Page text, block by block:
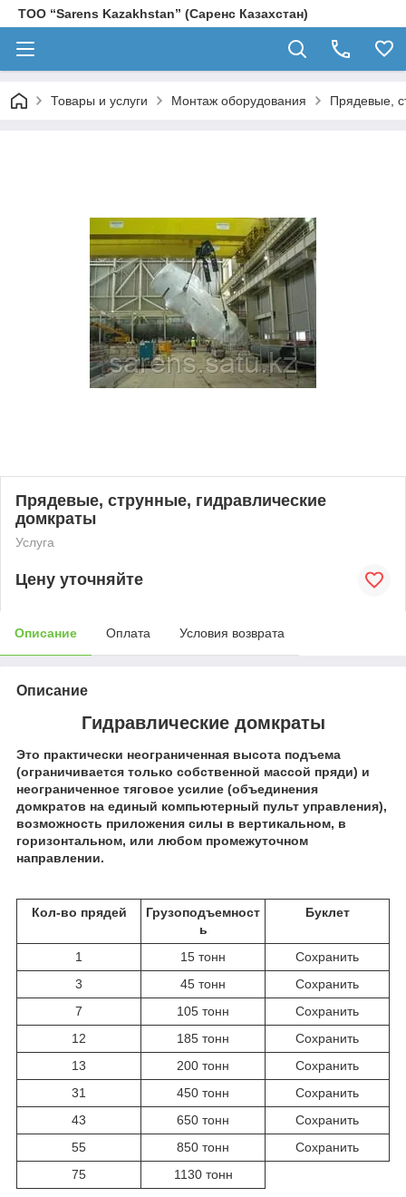
ТОО “Sarens Kazakhstan” (Саренс Казахстан)
Товары и услуги Монтаж оборудования Прядевые,
Прядевые, струнные, гидравлические
домкраты
Услуга
Цену уточняйте
Описание Оплата Условия возврата
Описание
Гидравлические домкраты
Это практически неограниченная высота подъема
(ограничивается только собственной массой пряди) и
неограниченное тяговое усилие (объединения
домкратов на единый компьютерный пульт управления),
возможность приложения силы в вертикальном, в
горизонтальном, или любом промежуточном
направлении.
Кол-во прядей
Грузоподъемност
ь
Буклет
1 15 тонн
Сохранить
3
45 тонн
Сохранить
7
105 тонн
Сохранить
12
185 тонн
Сохранить
13
200 тонн
Сохранить
31
450 тонн
Сохранить
43
650 тонн
Сохранить
55
850 тонн
Сохранить
75
1130 тонн